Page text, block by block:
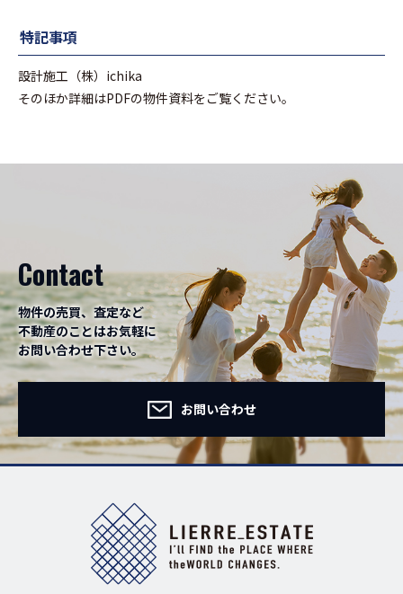
特記事項
設計施工（株）ichika
そのほか詳細はPDFの物件資料をご覧ください。
Contact
物件の売買、査定など
不動産のことはお気軽に
お問い合わせ下さい。
お問い合わせ